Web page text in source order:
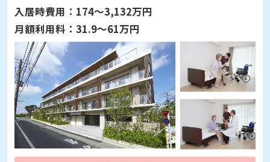
入居時費用： 174～3,132万円
月額利用料： 31.9～61万円